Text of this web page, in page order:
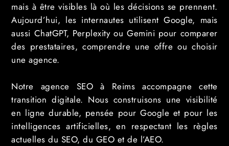
mais à être visibles là où les décisions se prennent.
Aujourd’hui, les internautes utilisent Google, mais
aussi ChatGPT, Perplexity ou Gemini pour comparer
des prestataires, comprendre une offre ou choisir
une agence.
Notre agence SEO à Reims accompagne cette
transition digitale. Nous construisons une visibilité
en ligne durable, pensée pour Google et pour les
intelligences artificielles, en respectant les règles
actuelles du SEO, du GEO et de l’AEO.